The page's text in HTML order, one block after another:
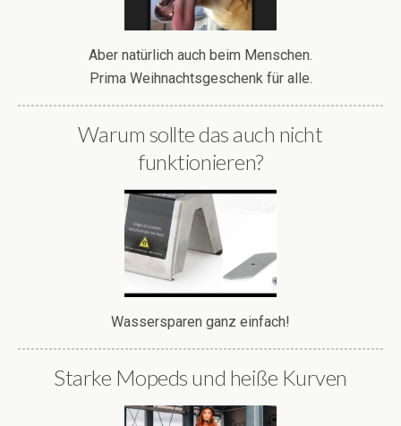
Aber natürlich auch beim Menschen.
Prima Weihnachtsgeschenk für alle.
Warum sollte das auch nicht
funktionieren?
Wassersparen ganz einfach!
Starke Mopeds und heiße Kurven